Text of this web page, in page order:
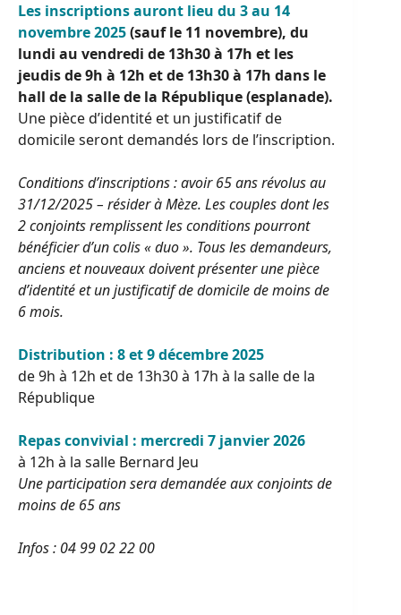
Les inscriptions auront lieu du 3 au 14
novembre 2025(sauf le 11 novembre), du
lundi au vendredi de 13h30 à 17h et les
jeudis de 9h à 12h et de 13h30 à 17h dans le
hall de la salle de la République (esplanade).
Une pièce d’identité et un justificatif de
domicile seront demandés lors de l’inscription.
Conditions d’inscriptions : avoir 65 ans révolus au
31/12/2025 – résider à Mèze. Les couples dont les
2 conjoints remplissent les conditions pourront
bénéficier d’un colis « duo ». Tous les demandeurs,
anciens et nouveaux doivent présenter une pièce
d’identité et un justificatif de domicile de moins de
6 mois.
Distribution : 8 et 9 décembre 2025
de 9h à 12h et de 13h30 à 17h à la salle de la
République
Repas convivial : mercredi 7 janvier 2026
à 12h à la salle Bernard Jeu
Une participation sera demandée aux conjoints de
moins de 65 ans
Infos : 04 99 02 22 00